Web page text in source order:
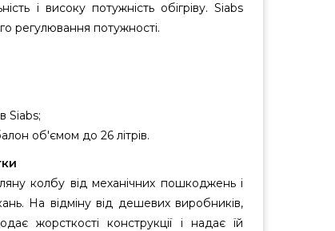
і високу потужність обігріву. Siabs
регулювання потужності.
Siabs;
об'ємом до 26 літрів.
колбу від механічних пошкоджень і
На відміну від дешевих виробників,
жорсткості конструкції і надає їй